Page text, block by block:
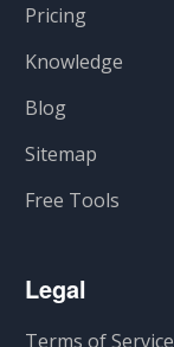
Pricing
Knowledge
Blog
Sitemap
Free Tools
Legal
Terms of Service